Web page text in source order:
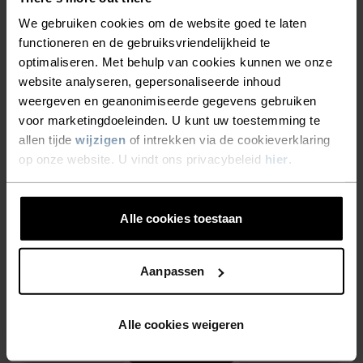
We gebruiken cookies om de website goed te laten
functioneren en de gebruiksvriendelijkheid te
optimaliseren. Met behulp van cookies kunnen we onze
website analyseren, gepersonaliseerde inhoud
weergeven en geanonimiseerde gegevens gebruiken
voor marketingdoeleinden. U kunt uw toestemming te
allen tijde wijzigen of intrekken via de cookieverklaring
op onze website. U vindt ons privacybeleid hier .
Alle cookies toestaan
Aanpassen
Alle cookies weigeren
uitzonderlijk licht, uitstekend vochtregulerend, helpt de
lichaamstemperatuur te reguleren, droogt sneller dan
natuurlijke vezels en is duurzamer.
TEMPERATUUR CONTROLE SYSTEEM
LIGHT
functioneel ondergoed voor optimaal comfort in
alle situaties en bij elk weertype. Ademend, voor
een effectief vochttransport het hele jaar door.